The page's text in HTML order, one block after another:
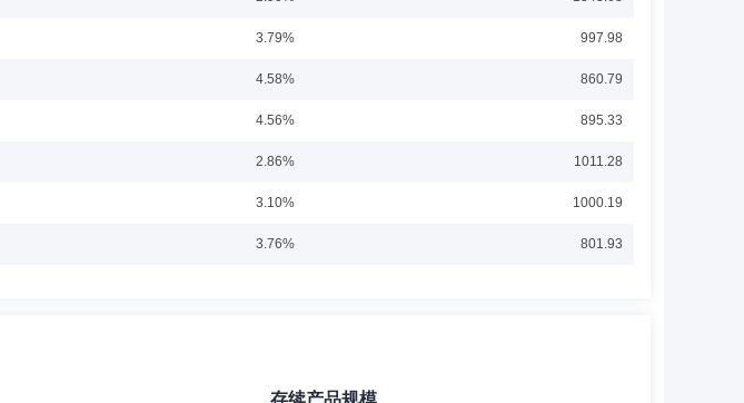
招泰尊享一年持有期混合型证券投资基金基金经理。2020年8月14日至今担任泰康蓝筹优势一年
3.79% 997.98
4.58% 860.79
4.56% 895.33
2.86% 1011.28
3.10% 1000.19
3.76% 801.93
存续产品规模